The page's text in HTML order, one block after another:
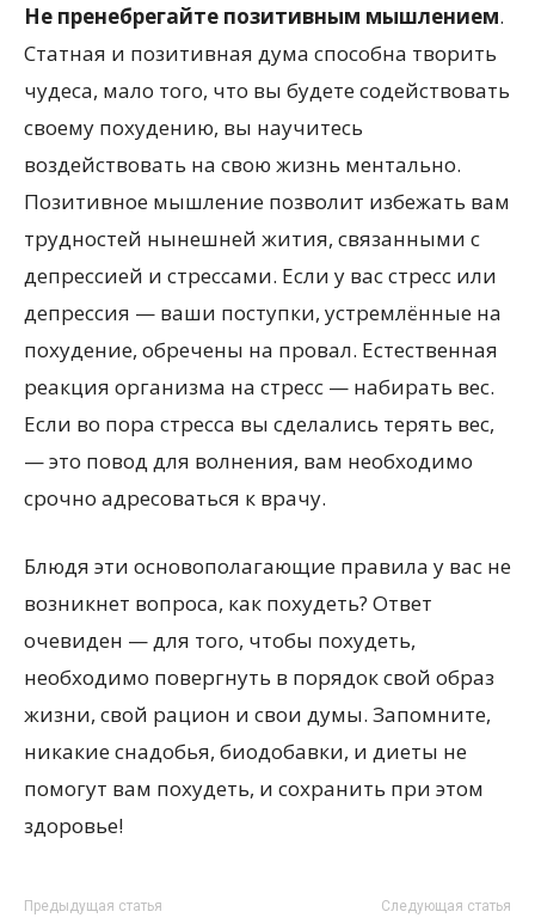
Не пренебрегайте позитивным мышлением.
Статная и позитивная дума способна творить
чудеса, мало того, что вы будете содействовать
своему похудению, вы научитесь
воздействовать на свою жизнь ментально.
Позитивное мышление позволит избежать вам
трудностей нынешней жития, связанными с
депрессией и стрессами. Если у вас стресс или
депрессия — ваши поступки, устремлённые на
похудение, обречены на провал. Естественная
реакция организма на стресс — набирать вес.
Если во пора стресса вы сделались терять вес,
— это повод для волнения, вам необходимо
срочно адресоваться к врачу.
Блюдя эти основополагающие правила у вас не
возникнет вопроса, как похудеть? Ответ
очевиден — для того, чтобы похудеть,
необходимо повергнуть в порядок свой образ
жизни, свой рацион и свои думы. Запомните,
никакие снадобья, биодобавки, и диеты не
помогут вам похудеть, и сохранить при этом
здоровье!
Предыдущая статья Следующая статья